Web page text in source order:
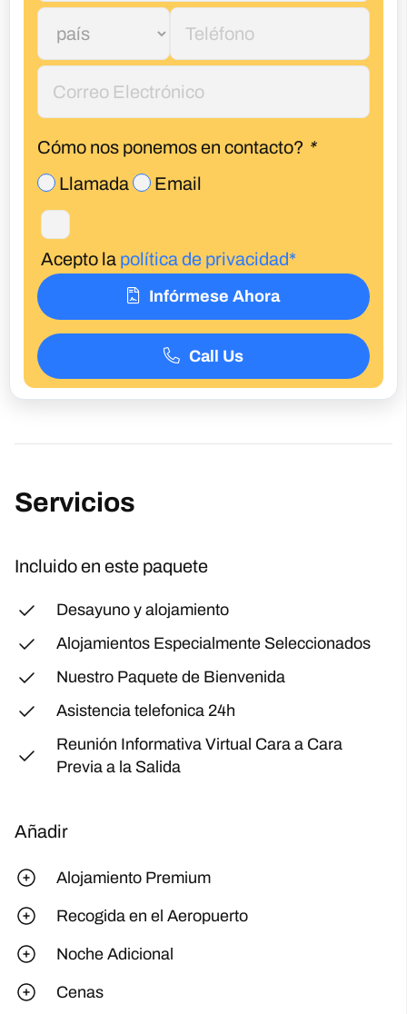
Cómo nos ponemos en contacto? *
Llamada
Email
Acepto la política de privacidad*
Infórmese Ahora
Call Us
Servicios
Incluido en este paquete
Desayuno y alojamiento
Alojamientos Especialmente Seleccionados
Nuestro Paquete de Bienvenida
Asistencia telefonica 24h
Reunión Informativa Virtual Cara a Cara
Previa a la Salida
Añadir
Alojamiento Premium
Recogida en el Aeropuerto
Noche Adicional
Cenas